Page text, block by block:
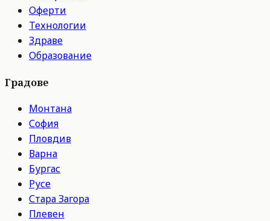
Оферти
Технологии
Здраве
Образование
Градове
Монтана
София
Пловдив
Варна
Бургас
Русе
Стара Загора
Плевен